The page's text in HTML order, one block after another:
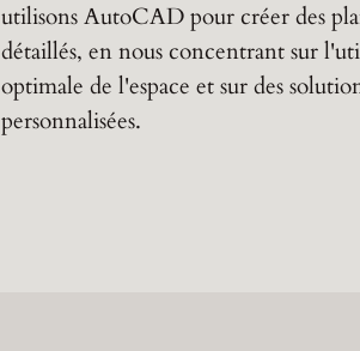
utilisons AutoCAD pour créer des
détaillés, en nous concentrant sur
optimale de l'espace et sur des
personnalisées.